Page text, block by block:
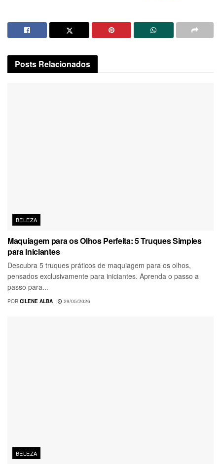
Posts Relacionados
BELEZA
Maquiagem para os Olhos Perfeita: 5 Truques Simples
para Iniciantes
Descubra 5 truques práticos de maquiagem para os olhos,
pensados exclusivamente para iniciantes. Aprenda o passo a
passo para...
POR CILENE ALBA 29/05/2026
BELEZA